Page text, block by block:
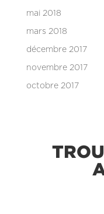
mai 2018
mars 2018
décembre 2017
novembre 2017
octobre 2017